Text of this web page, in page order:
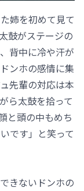
姉を初めて見て
鼓がステージの
背中に冷や汗が
ンホの感情に集
先輩の対応は本
ら太鼓を拾って
と頭の中もめち
です」と笑って
きないドンホの